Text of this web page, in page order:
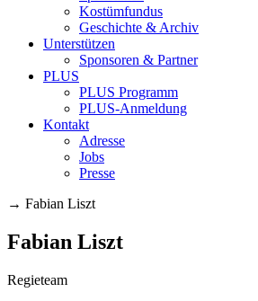
Kostümfundus
Geschichte & Archiv
Unterstützen
Sponsoren & Partner
PLUS
PLUS Programm
PLUS-Anmeldung
Kontakt
Adresse
Jobs
Presse
→ Fabian Liszt
Fabian Liszt
Regieteam